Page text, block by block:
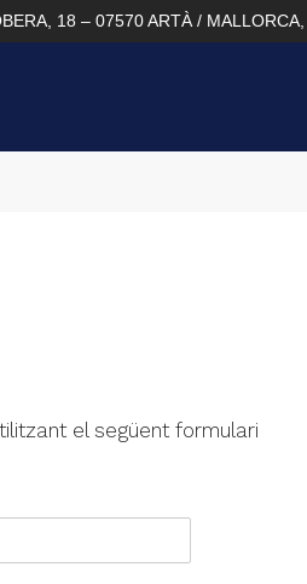
18 – 07570 ARTÀ / MALLORCA,
el següent formulari